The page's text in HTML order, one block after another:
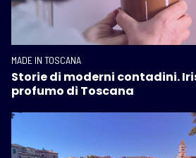
MADE IN TOSCANA
Storie di moderni contadini.
profumo di Toscana